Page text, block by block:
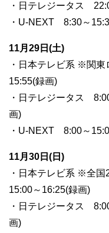
・日テレジータス
・U-NEXT 8:30～
11月29日(土)
・日本テレビ系 ※関
15:55(録画)
・日テレジータス
画)
・U-NEXT 8:00～
11月30日(日)
・日本テレビ系 ※全
15:00～16:25(録画)
・日テレジータス
画)